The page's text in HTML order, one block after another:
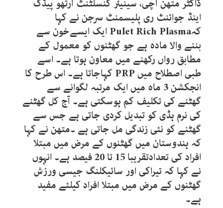
ڈاکٹر متھن آچی، سینیئر کنسلٹنٹ آرتھو پیڈک
اینڈ جوائنٹ ری پلیسمنٹ سرجن نے کہا
کہPulet Rich Plasma ایک ایسےخون سے
بننے والا مادہ ہے جو گھٹنوں کو معمول کے
مطابق رواں رکھنے میں معاون ہوتا ہے۔ اسے
طبی اصطلاح میں PRP کہاجاتا ہے۔ اس طرح کا
انجکشن 3 ماہ میں ایک مرتبہ لگوانے سے
گھٹنے کی تکلیف کم ہوسکتی ہے۔ آج کل گھٹنے
کی نرم ہڈی کو تبدیل کردی جاتی ہے جس سے
گھٹنے کو نئی زندگی مل جاتی ہے ۔متھن نے کہا
کہ ہندوستان میں گھٹنوں کے مرض میں مبتلا
افراد کی تعدادتقریبا 15 تا 20 فیصد ہے۔ انہوں
نے کہا کہ تیراکی اور سائیکلنگ جیسی ورزش
گھٹنوں کے مرض میں مبتلا افراد کیلئے مفید
ہے۔